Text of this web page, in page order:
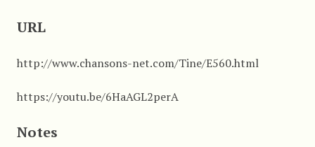
URL
http://www.chansons-net.com/Tine/E560.html
https://youtu.be/6HaAGL2perA
Notes